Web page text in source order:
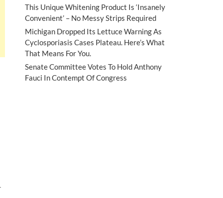
This Unique Whitening Product Is ‘Insanely
Convenient’ – No Messy Strips Required
Michigan Dropped Its Lettuce Warning As
Cyclosporiasis Cases Plateau. Here’s What
That Means For You.
Senate Committee Votes To Hold Anthony
Fauci In Contempt Of Congress